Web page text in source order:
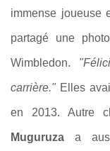
immense joueuse
partagé une
Wimbledon.
carrière." Elles
en 2013. Autre
Muguruza a